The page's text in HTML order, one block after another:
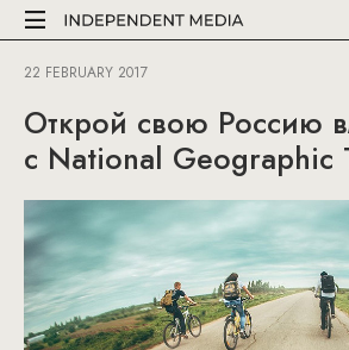
22 FEBRUARY 2017
Открой свою Россию
с National Geographic